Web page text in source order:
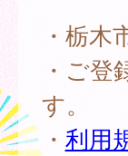
・栃
・ご
す。
・ 利用